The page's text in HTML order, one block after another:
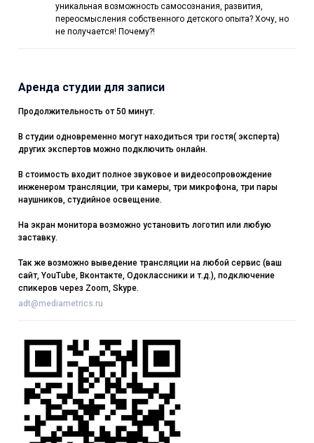
уникальная возможность самосознания, развития,
переосмысления собственного детского опыта? Хочу, но
не получается! Почему?!
Аренда студии для записи
Продолжительность от 50 минут.
В студии одновременно могут находиться три гостя( эксперта)
других экспертов можно подключить онлайн.
В стоимость входит полное звуковое и видеосопровождение
инженером трансляции, три камеры, три микрофона, три пары
наушников, студийное освещение.
На экран монитора возможно установить логотип или любую
заставку.
Так же возможно выведение трансляции на любой сервис (ваш
сайт, YouTube, Вконтакте, Одоклассники и т.д.), подключение
спикеров через Zoom, Skype.
adt@mediametrics.ru